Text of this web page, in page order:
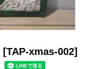
[TAP-xmas-002]